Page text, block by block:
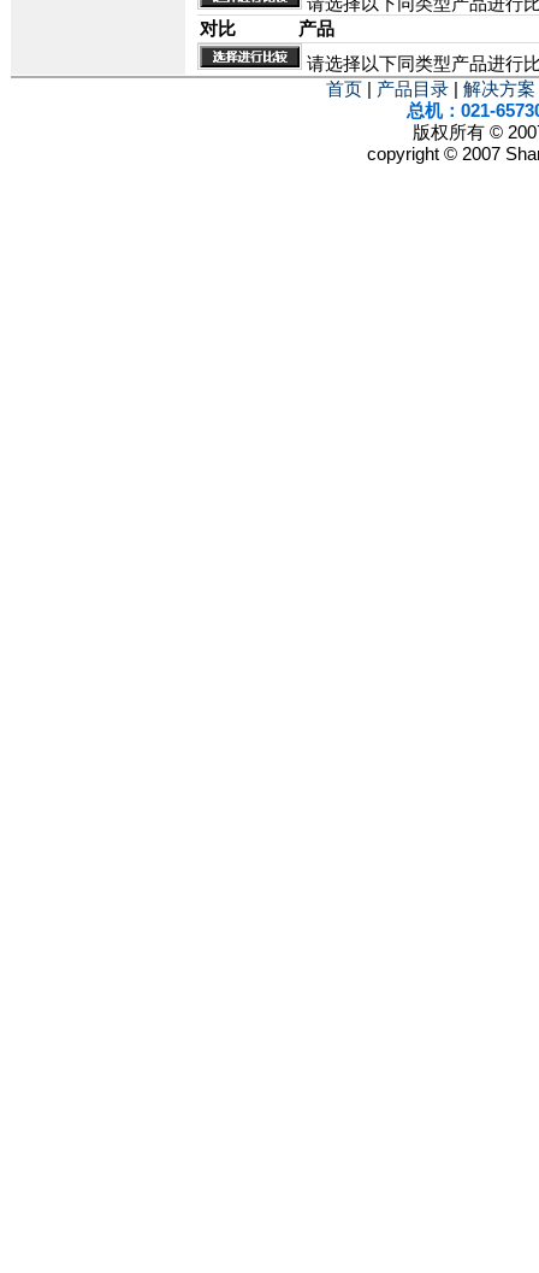
对比
产品
请选择以下同类型产品进行
首页
产品目录 解决方案
总机：021-
版权所有 ©
copyright © 2007